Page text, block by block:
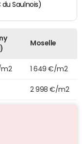
Saulnois)
Moselle
1 649 €/m2
2 998 €/m2